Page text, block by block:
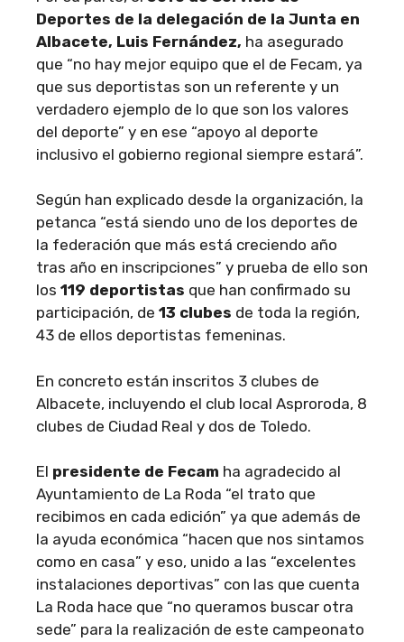
Deportes de la delegación de la Junta en
Albacete, Luis Fernández, ha asegurado
que “no hay mejor equipo que el de Fecam, ya
que sus deportistas son un referente y un
verdadero ejemplo de lo que son los valores
del deporte” y en ese “apoyo al deporte
inclusivo el gobierno regional siempre estará”.
Según han explicado desde la organización, la
petanca “está siendo uno de los deportes de
la federación que más está creciendo año
tras año en inscripciones” y prueba de ello son
los 119 deportistas que han confirmado su
participación, de 13 clubes de toda la región,
43 de ellos deportistas femeninas.
En concreto están inscritos 3 clubes de
Albacete, incluyendo el club local Asproroda, 8
clubes de Ciudad Real y dos de Toledo.
El presidente de Fecam ha agradecido al
Ayuntamiento de La Roda “el trato que
recibimos en cada edición” ya que además de
la ayuda económica “hacen que nos sintamos
como en casa” y eso, unido a las “excelentes
instalaciones deportivas” con las que cuenta
La Roda hace que “no queramos buscar otra
sede” para la realización de este campeonato